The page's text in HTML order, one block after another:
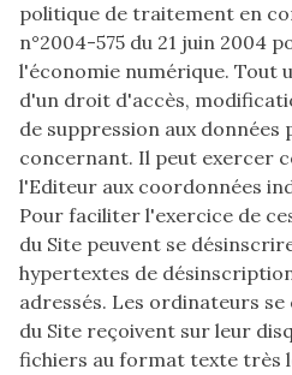
politique de traitement en
n°2004-575 du 21 juin 2004
l'économie numérique. Tout
d'un droit d'accès,
de suppression aux données
concernant. Il peut exercer
l'Editeur aux coordonnées
Pour faciliter l'exercice de
du Site peuvent se
hypertextes de
adressés. Les ordinateurs
du Site reçoivent sur leur
fichiers au format texte très